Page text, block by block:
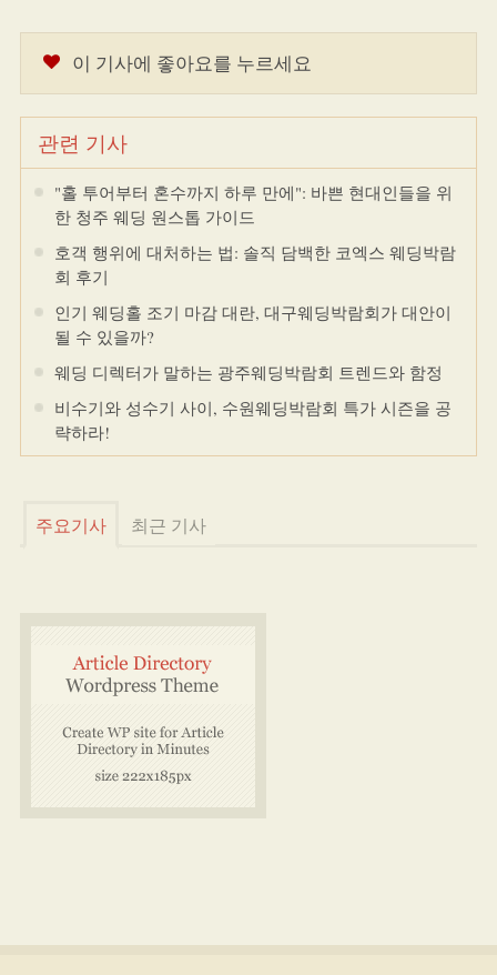
이 기사에 좋아요를 누르세요
관련 기사
"홀 투어부터 혼수까지 하루 만에": 바쁜 현대인들을 위
한 청주 웨딩 원스톱 가이드
호객 행위에 대처하는 법: 솔직 담백한 코엑스 웨딩박람
회 후기
인기 웨딩홀 조기 마감 대란, 대구웨딩박람회가 대안이
될 수 있을까?
웨딩 디렉터가 말하는 광주웨딩박람회 트렌드와 함정
비수기와 성수기 사이, 수원웨딩박람회 특가 시즌을 공
략하라!
주요기사 최근 기사